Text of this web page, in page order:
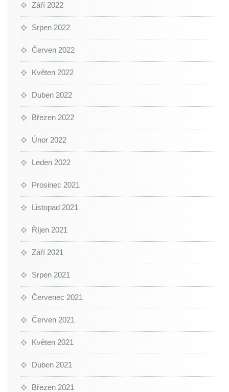
Září 2022
Srpen 2022
Červen 2022
Květen 2022
Duben 2022
Březen 2022
Únor 2022
Leden 2022
Prosinec 2021
Listopad 2021
Říjen 2021
Září 2021
Srpen 2021
Červenec 2021
Červen 2021
Květen 2021
Duben 2021
Březen 2021